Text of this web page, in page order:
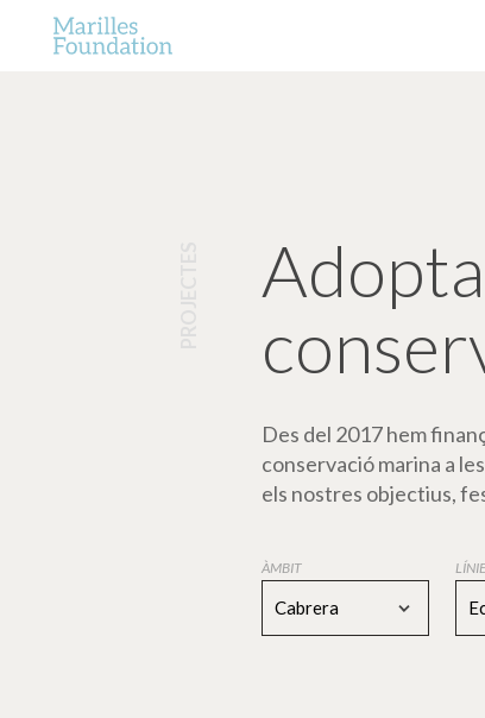
Des del 2017 hem
conservació marina a
els nostres objectius,
ÀMBIT
Cabrera